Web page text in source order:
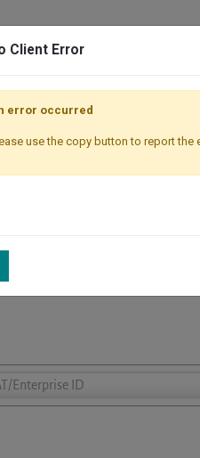
details
by name, VAT or
Enterprise ID
Client Error
error occurred
use the copy button to report the